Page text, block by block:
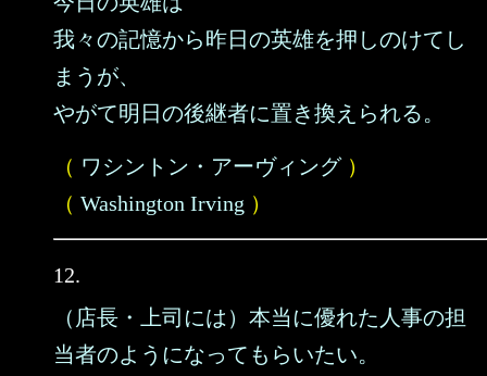
我々の記憶から昨日の英雄を押しのけてし
まうが、
やがて明日の後継者に置き換えられる。
（ ワシントン・アーヴィング）
（ Washington Irving ）
12.
（店長・上司には）本当に優れた人事の担
当者のようになってもらいたい。